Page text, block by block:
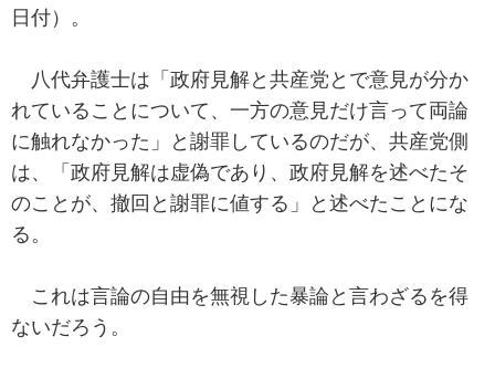
日付）。
八代弁護士は「政府見解と共産党とで意見が分か
れていることについて、一方の意見だけ言って両論
に触れなかった」と謝罪しているのだが、共産党側
は、「政府見解は虚偽であり、政府見解を述べたそ
のことが、撤回と謝罪に値する」と述べたことにな
る。
これは言論の自由を無視した暴論と言わざるを得
ないだろう。